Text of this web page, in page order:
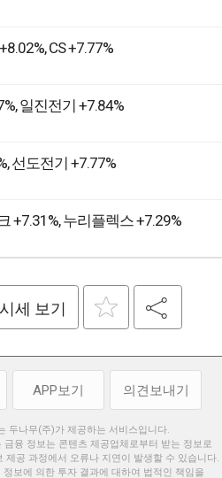
CS +7.77%
일진전기 +7.84%
선도전기 +7.77%
+7.31%, 누리플렉스 +7.29%
세 보기
APP보기 의견보내기
두나무(주)가 제공하는 서비스입니다.
금융 정보는 콘텐츠 제공업체로부터 받는 정보로
제공 과정에서 오류나 지연이 발생할 수 있습니다.
보에 의한 투자 결과에 대하여 법적인 책임을